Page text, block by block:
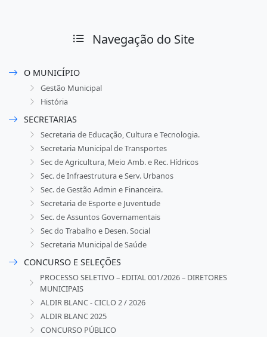
Navegação do Site
O MUNICÍPIO
Gestão Municipal
História
SECRETARIAS
Secretaria de Educação, Cultura e Tecnologia.
Secretaria Municipal de Transportes
Sec de Agricultura, Meio Amb. e Rec. Hídricos
Sec. de Infraestrutura e Serv. Urbanos
Sec. de Gestão Admin e Financeira.
Secretaria de Esporte e Juventude
Sec. de Assuntos Governamentais
Sec do Trabalho e Desen. Social
Secretaria Municipal de Saúde
CONCURSO E SELEÇÕES
PROCESSO SELETIVO – EDITAL 001/2026 – DIRETORES
MUNICIPAIS
ALDIR BLANC - CICLO 2 / 2026
ALDIR BLANC 2025
CONCURSO PÚBLICO